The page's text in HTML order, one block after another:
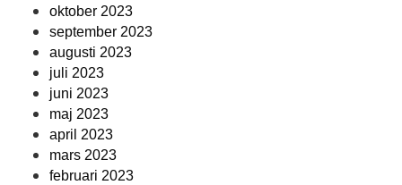
oktober 2023
september 2023
augusti 2023
juli 2023
juni 2023
maj 2023
april 2023
mars 2023
februari 2023